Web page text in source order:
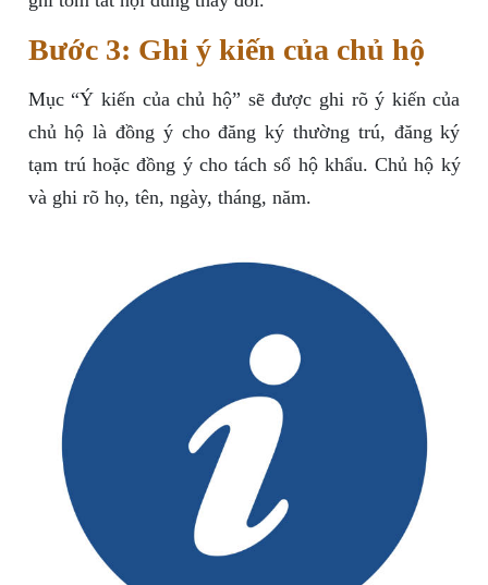
Bước 3: Ghi ý kiến của chủ hộ
Mục “Ý kiến của chủ hộ” sẽ được ghi rõ ý kiến của
chủ hộ là đồng ý cho đăng ký thường trú, đăng ký
tạm trú hoặc đồng ý cho tách sổ hộ khẩu. Chủ hộ ký
và ghi rõ họ, tên, ngày, tháng, năm.